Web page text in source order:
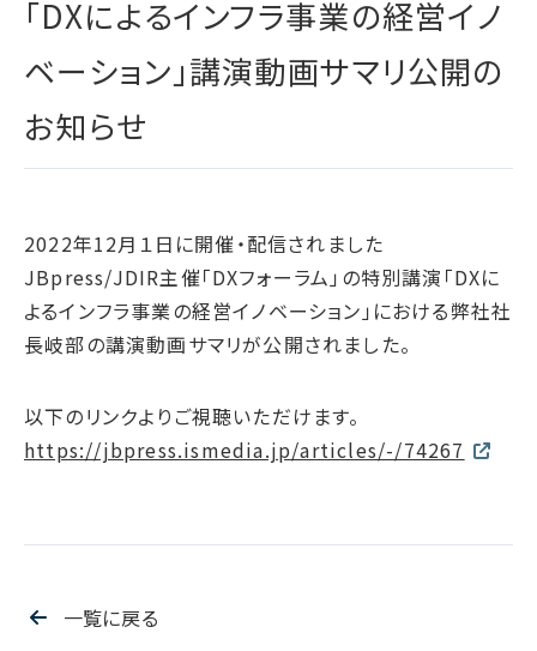
Infroneer AtoZ
ITSUTSU-BOSHI（グループ報）
B.LEAGUE応援サイト
キャレたんと探究学習
IRニュースライブラリー
個人投資家の皆様へ
統合報告書
IR資料室
株主・株式情報
お問い合わせ
電子公告
事業セグメント紹介
ビジネスモデルと競争優位性
イニシアチブへの賛同・
加盟/評価・認定
環境マネジメント
気候変動
循環経済
自然再興
生物多様性タイムライン
人権尊重
コンプライアンスホットライン
各種ポリシー
腐敗防止ポリシー
情報セキュリティ方針
プライバシーポリシー
SNSポリシー
ディスクロージャーポリシー
JP / EN
用語集
「DXによるインフラ事業の経営イノ
ベーション」講演動画サマリ公開の
お知らせ
2022年12月１日に開催・配信されました
JBpress/JDIR主催「DXフォーラム」の特別講演「DXに
よるインフラ事業の経営イノベーション」における弊社社
長岐部の講演動画サマリが公開されました。
以下のリンクよりご視聴いただけます。
https://jbpress.ismedia.jp/articles/-/74267
一覧に戻る